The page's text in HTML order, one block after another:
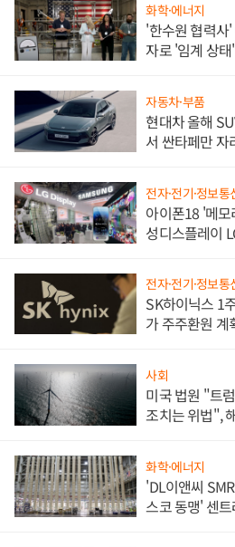
화학·에너지
'한수원 협력사
자로 '임계 상
자동차·부품
현대차 올해
서 싼타페만 자
전자·전기·정보통
아이폰18 '메
성디스플레이
전자·전기·정보통
SK하이닉스 1
가 주주환원 계
사회
미국 법원 "트
조치는 위법",
화학·에너지
'DL이앤씨
스코 동맹' 센